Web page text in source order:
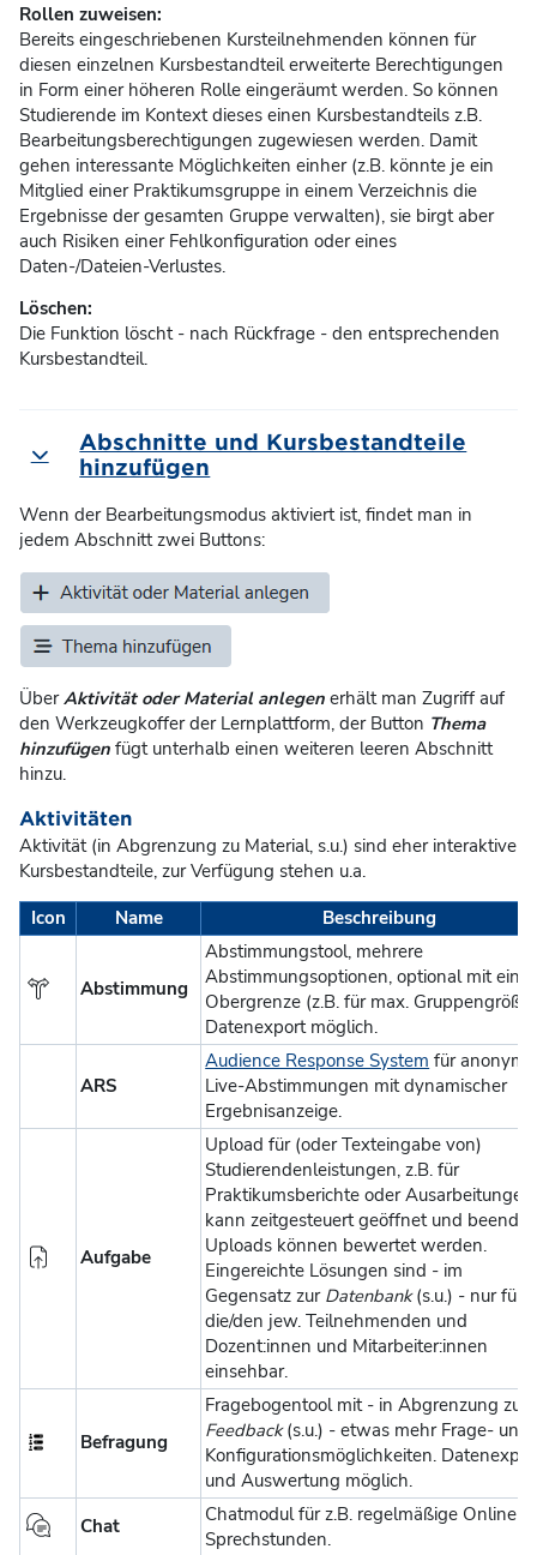
Rollen zuweisen:
Bereits eingeschriebenen Kursteilnehmenden können für
diesen einzelnen Kursbestandteil erweiterte Berechtigungen
in Form einer höheren Rolle eingeräumt werden. So können
Studierende im Kontext dieses einen Kursbestandteils z.B.
Bearbeitungsberechtigungen zugewiesen werden. Damit
gehen interessante Möglichkeiten einher (z.B. könnte je ein
Mitglied einer Praktikumsgruppe in einem Verzeichnis die
Ergebnisse der gesamten Gruppe verwalten), sie birgt aber
auch Risiken einer Fehlkonfiguration oder eines
Daten-/Dateien-Verlustes.
Löschen:
Die Funktion löscht - nach Rückfrage - den entsprechenden
Kursbestandteil.
Einklappen
Abschnitte und Kursbestandteile
hinzufügen
Wenn der Bearbeitungsmodus aktiviert ist, findet man in
jedem Abschnitt zwei Buttons:
ÜberAktivität oder Material anlegen erhält man Zugriff auf
den Werkzeugkoffer der Lernplattform, der Button Thema
hinzufügen fügt unterhalb einen weiteren leeren Abschnitt
hinzu.
Aktivitäten
Aktivität (in Abgrenzung zu Material, s.u.) sind eher interaktive
Kursbestandteile, zur Verfügung stehen u.a.
Icon
Name Beschreibung
Abstimmung
Abstimmungstool, mehrere
Abstimmungsoptionen, optional mit einer
Obergrenze (z.B. für max.
Datenexport möglich.
ARS
Audience Response System für anonyme
Live-Abstimmungen mit dynamischer
Ergebnisanzeige.
Aufgabe
Upload für (oder Texteingabe von)
Studierendenleistungen, z.B. für
Praktikumsberichte oder Ausarbeitungen,
kann zeitgesteuert geöffnet und
Uploads können bewertet werden.
Eingereichte Lösungen sind - im
Gegensatz zur Datenbank(s.u.) - nur für
die/den jew. Teilnehmenden und
Dozent:innen und Mitarbeiter:innen
einsehbar.
Befragung
Fragebogentool mit - in Abgrenzung zu
Feedback(s.u.) - etwas mehr Frage- und
Konfigurationsmöglichkeiten.
und Auswertung möglich.
Chat
Chatmodul für z.B. regelmäßige Online-
Sprechstunden.